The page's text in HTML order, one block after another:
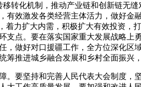
转化机制，推动产业链和创新链无
效激发各类经营主体活力，做好金
力扩大内需，积极扩大有效投资，
点。要在落实国家重大发展战略
做好对口援疆工作，全方位深化
推进城乡融合发展和乡村全面振兴
要坚持和完善人民代表大会制度，